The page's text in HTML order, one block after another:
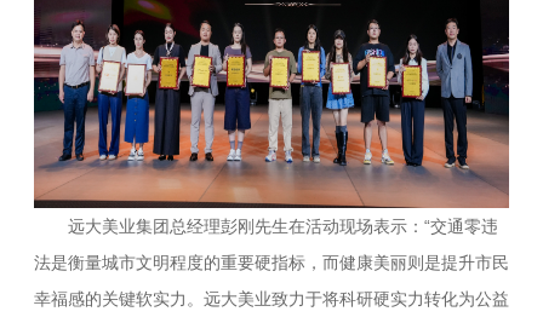
远大美业集团总经理彭刚先生在活动现场表示：“交通零违
法是衡量城市文明程度的重要硬指标，而健康美丽则是提升市民
幸福感的关键软实力。远大美业致力于将科研硬实力转化为公益